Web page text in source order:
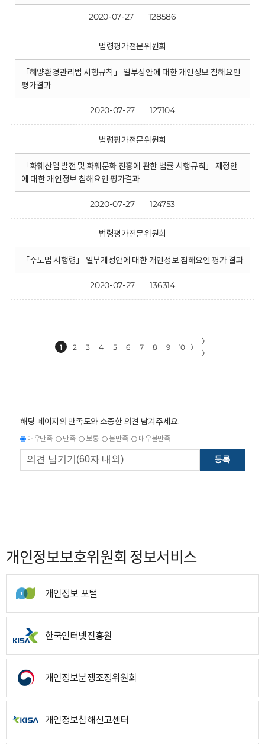
2020-07-27 128586
법령평가전문위원회
「해양환경관리법 시행규칙」 일부정안에 대한 개인정보 침해요인
평가결과
2020-07-27 127104
법령평가전문위원회
「화훼산업 발전 및 화훼문화 진흥에 관한 법률 시행규칙」 제정안
에 대한 개인정보 침해요인 평가결과
2020-07-27 124753
법령평가전문위원회
「수도법 시행령」 일부개정안에 대한 개인정보 침해요인 평가 결과
2020-07-27 136314
1 2 3 4 5 6 7 8 9 10 〉
〉
〉
해당 페이지의 만족도와 소중한 의견 남겨주세요.
매우만족 만족 보통 불만족 매우불만족
등록
개인정보보호위원회 정보서비스
개인정보 포털
한국인터넷진흥원
개인정보분쟁조정위원회
개인정보침해신고센터